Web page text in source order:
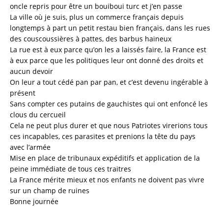
oncle repris pour être un bouiboui turc et j’en passe
La ville où je suis, plus un commerce français depuis
longtemps à part un petit restau bien français, dans les rues
des couscoussières à pattes, des barbus haineux
La rue est à eux parce qu’on les a laissés faire, la France est
à eux parce que les politiques leur ont donné des droits et
aucun devoir
On leur a tout cédé pan par pan, et c’est devenu ingérable à
présent
Sans compter ces putains de gauchistes qui ont enfoncé les
clous du cercueil
Cela ne peut plus durer et que nous Patriotes virerions tous
ces incapables, ces parasites et prenions la tête du pays
avec l’armée
Mise en place de tribunaux expéditifs et application de la
peine immédiate de tous ces traitres
La France mérite mieux et nos enfants ne doivent pas vivre
sur un champ de ruines
Bonne journée